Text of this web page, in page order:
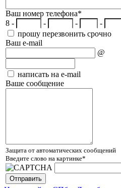
Ваш номер телефона*
8 -
- -
-
прошу перезвонить срочно
Ваш e-mail
@
написать на e-mail
Ваше сообщение
Защита от автоматических сообщений
Введите слово на картинке*